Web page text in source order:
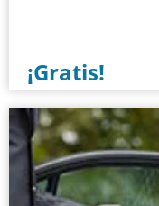
¡Gratis!